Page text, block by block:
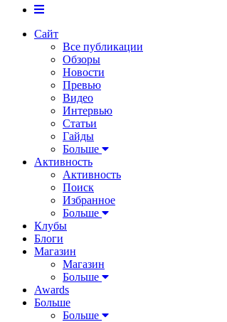
Сайт
Все публикации
Обзоры
Новости
Превью
Видео
Интервью
Статьи
Гайды
Больше
Активность
Активность
Поиск
Избранное
Больше
Клубы
Блоги
Магазин
Магазин
Больше
Awards
Больше
Больше